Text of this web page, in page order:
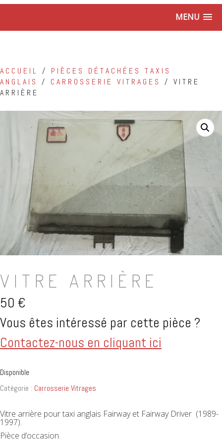
MENU
ACCUEIL / PIÈCES DÉTACHÉES TAXIS
ANGLAIS
/ CARROSSERIE VITRAGES
/ VITRE
ARRIÈRE
VITRE ARRIÈRE
50 €
Vous êtes intéressé par cette pièce ?
Contactez-nous en cliquant ici
Disponible
Catégorie : Carrosserie Vitrages
Vitre arrière pour taxi anglais Fairway et Fairway Driver (1989-
1997).
Pièce d’occasion.